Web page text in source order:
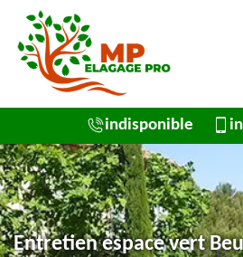
indisponible
Entretien espace vert